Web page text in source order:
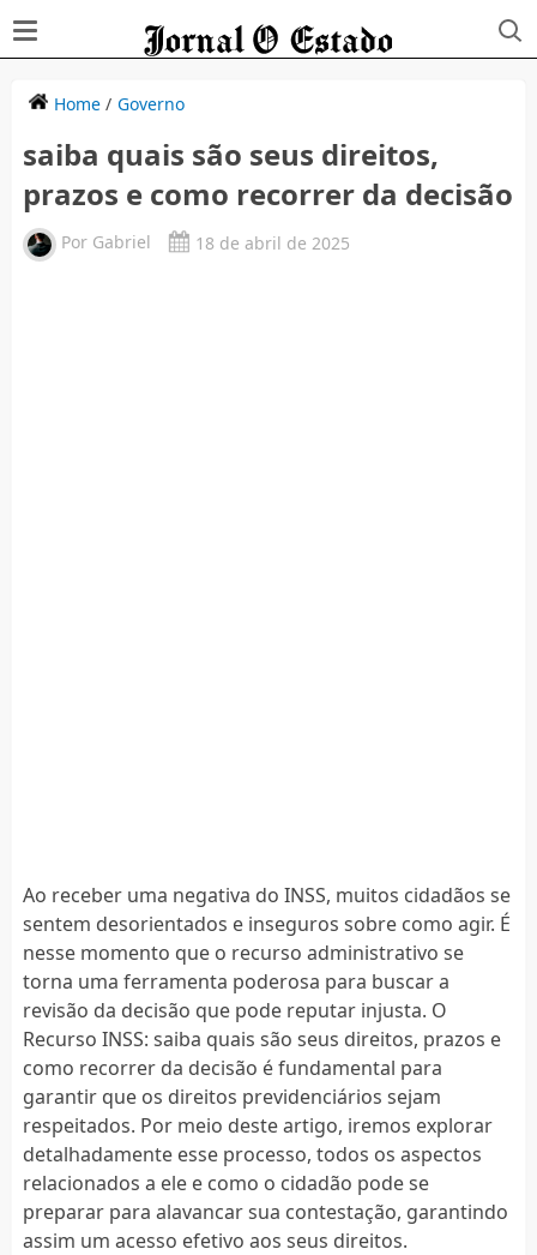
Home/ Governo
saiba quais são seus direitos,
prazos e como recorrer da decisão
Por Gabriel 18 de abril de 2025
Ao receber uma negativa do INSS, muitos cidadãos se
sentem desorientados e inseguros sobre como agir. É
nesse momento que o recurso administrativo se
torna uma ferramenta poderosa para buscar a
revisão da decisão que pode reputar injusta. O
Recurso INSS: saiba quais são seus direitos, prazos e
como recorrer da decisão é fundamental para
garantir que os direitos previdenciários sejam
respeitados. Por meio deste artigo, iremos explorar
detalhadamente esse processo, todos os aspectos
relacionados a ele e como o cidadão pode se
preparar para alavancar sua contestação, garantindo
assim um acesso efetivo aos seus direitos.